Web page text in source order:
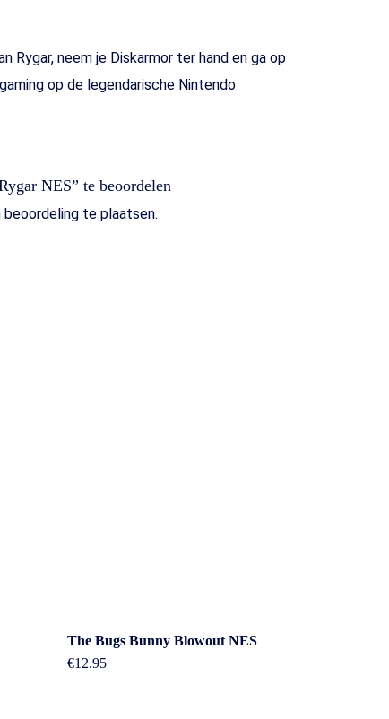
Rygar, neem je Diskarmor ter hand en ga op
op de legendarische Nintendo
NES” te beoordelen
beoordeling te plaatsen.
The Bugs Bunny Blowout NES
€12.95
Overig